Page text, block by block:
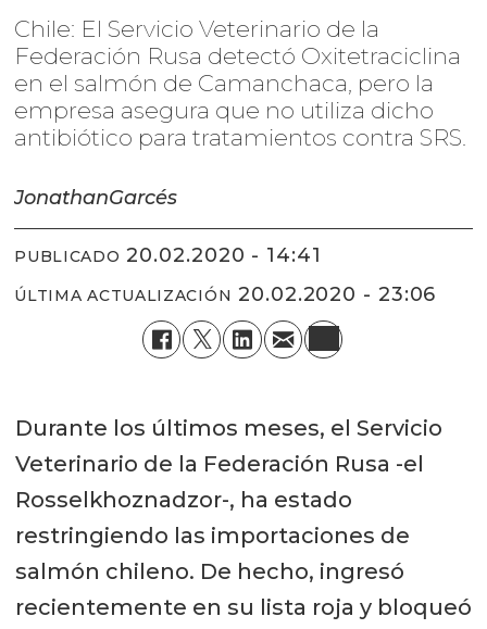
Chile: El Servicio Veterinario de la
Federación Rusa detectó Oxitetraciclina
en el salmón de Camanchaca, pero la
empresa asegura que no utiliza dicho
antibiótico para tratamientos contra SRS.
JonathanGarcés
PUBLICADO 20.02.2020 - 14:41
ÚLTIMA ACTUALIZACIÓN 20.02.2020 - 23:06
Durante los últimos meses, el Servicio
Veterinario de la Federación Rusa -el
Rosselkhoznadzor-, ha estado
restringiendo las importaciones de
salmón chileno. De hecho, ingresó
recientemente en su lista roja y bloqueó